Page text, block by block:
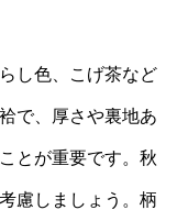
し色、こげ茶など
で、厚さや裏地あ
とが重要です。秋
慮しましょう。柄